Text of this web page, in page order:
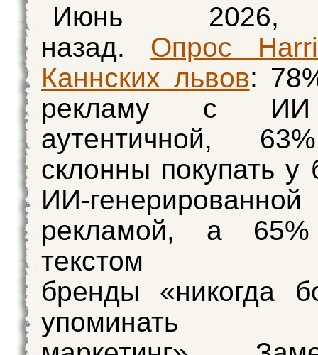
Июнь 2026,
назад. Опрос
Каннских львов:
рекламу с
аутентичной,
склонны покупать у
ИИ-генерированной
рекламой, а
текстом
бренды «никогда